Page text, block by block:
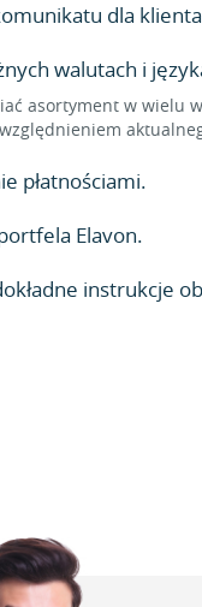
dla
walutach i
asortyment w wielu
płatnościami.
Elavon.
instrukcje